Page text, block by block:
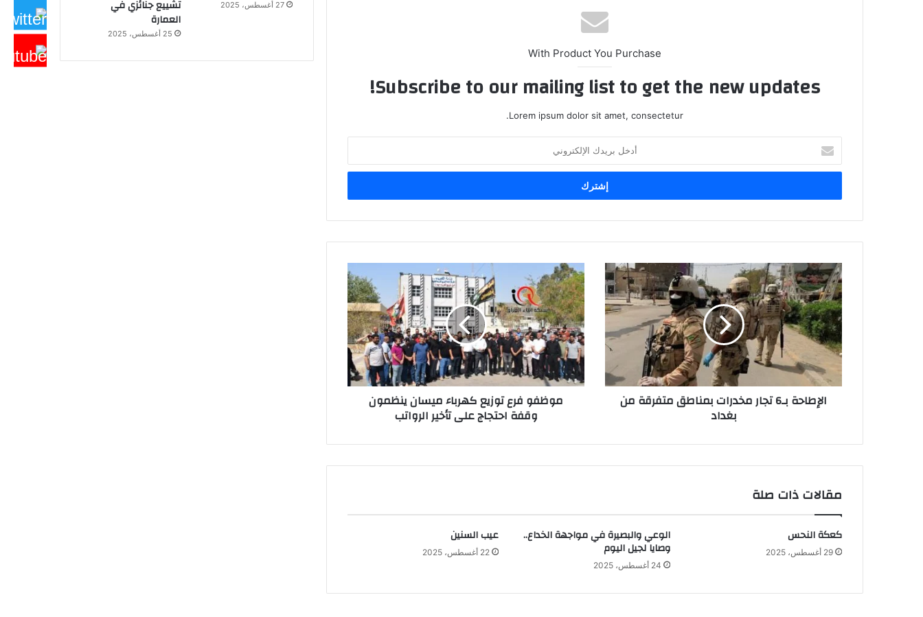
With Product You Purchase
Subscribe to our mailing list to get the new updates!
Lorem ipsum dolor sit amet, consectetur.
بريدك
الإلكتروني
الإطاحة
بـ6
تجار
مخدرات
بمناطق
متفرقة
من
بغداد
الإطاحة بـ6 تجار مخدرات بمناطق متفرقة من
بغداد
موظفو
فرع
توزيع
كهرباء
ميسان
ينظمون
وقفة
احتجاج
على
موظفو فرع توزيع كهرباء ميسان ينظمون
وقفة احتجاج على تأخير الرواتب
مقالات ذات صلة
كعكة النحس
29 أغسطس، 2025
الوعي والبصيرة في مواجهة الخداع..
وصايا لجيل اليوم
24 أغسطس، 2025
عيب السنين
22 أغسطس، 2025
27 أغسطس، 2025
تشييع جنائزي في
العمارة
25 أغسطس، 2025